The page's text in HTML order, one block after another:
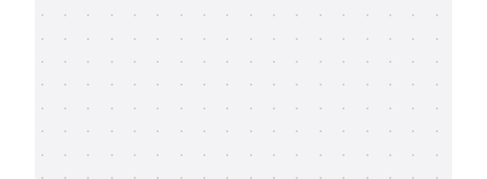
知识分享社区